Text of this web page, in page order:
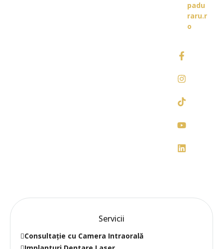
padu
raru.r
o
Servicii
Consultație cu Camera Intraorală